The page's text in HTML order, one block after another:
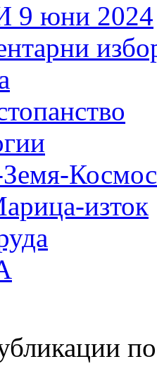
9 юни 2024
Космос
изток
по